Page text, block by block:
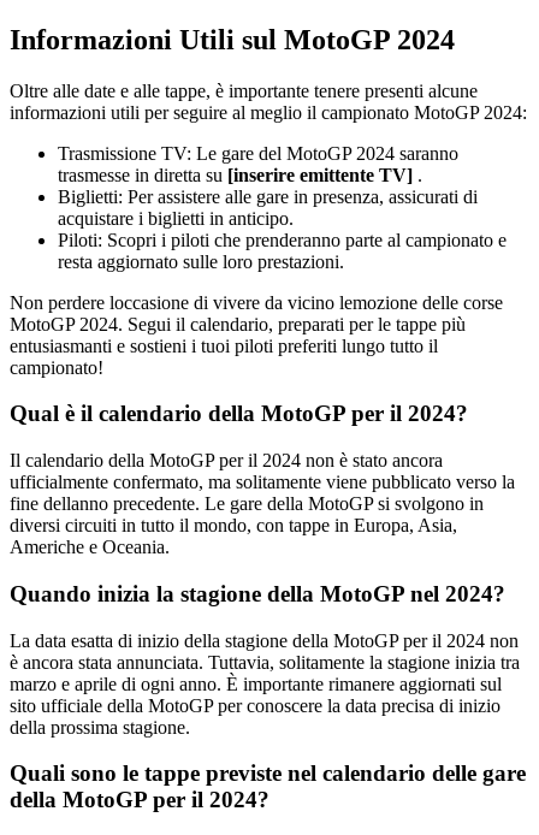
Informazioni Utili sul MotoGP 2024
Oltre alle date e alle tappe, è importante tenere presenti alcune
informazioni utili per seguire al meglio il campionato MotoGP 2024:
Trasmissione TV: Le gare del MotoGP 2024 saranno
trasmesse in diretta su [inserire emittente TV] .
Biglietti: Per assistere alle gare in presenza, assicurati di
acquistare i biglietti in anticipo.
Piloti: Scopri i piloti che prenderanno parte al campionato e
resta aggiornato sulle loro prestazioni.
Non perdere loccasione di vivere da vicino lemozione delle corse
MotoGP 2024. Segui il calendario, preparati per le tappe più
entusiasmanti e sostieni i tuoi piloti preferiti lungo tutto il
campionato!
Qual è il calendario della MotoGP per il 2024?
Il calendario della MotoGP per il 2024 non è stato ancora
ufficialmente confermato, ma solitamente viene pubblicato verso la
fine dellanno precedente. Le gare della MotoGP si svolgono in
diversi circuiti in tutto il mondo, con tappe in Europa, Asia,
Americhe e Oceania.
Quando inizia la stagione della MotoGP nel 2024?
La data esatta di inizio della stagione della MotoGP per il 2024 non
è ancora stata annunciata. Tuttavia, solitamente la stagione inizia tra
marzo e aprile di ogni anno. È importante rimanere aggiornati sul
sito ufficiale della MotoGP per conoscere la data precisa di inizio
della prossima stagione.
Quali sono le tappe previste nel calendario delle gare
della MotoGP per il 2024?